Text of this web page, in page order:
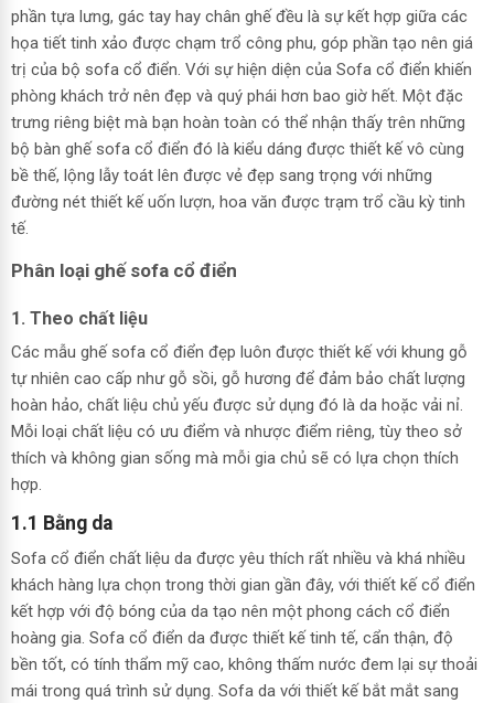
phần tựa lưng, gác tay hay chân ghế đều là sự kết hợp giữa các
họa tiết tinh xảo được chạm trổ công phu, góp phần tạo nên giá
trị của bộ sofa cổ điển. Với sự hiện diện của Sofa cổ điển khiến
phòng khách trở nên đẹp và quý phái hơn bao giờ hết. Một đặc
trưng riêng biệt mà bạn hoàn toàn có thể nhận thấy trên những
bộ bàn ghế sofa cổ điển đó là kiểu dáng được thiết kế vô cùng
bề thế, lộng lẫy toát lên được vẻ đẹp sang trọng với những
đường nét thiết kế uốn lượn, hoa văn được trạm trổ cầu kỳ tinh
tế.
Phân loại ghế sofa cổ điển
1. Theo chất liệu
Các mẫu ghế sofa cổ điển đẹp luôn được thiết kế với khung gỗ
tự nhiên cao cấp như gỗ sồi, gỗ hương để đảm bảo chất lượng
hoàn hảo, chất liệu chủ yếu được sử dụng đó là da hoặc vải nỉ.
Mỗi loại chất liệu có ưu điểm và nhược điểm riêng, tùy theo sở
thích và không gian sống mà mỗi gia chủ sẽ có lựa chọn thích
hợp.
1.1 Bằng da
Sofa cổ điển chất liệu da được yêu thích rất nhiều và khá nhiều
khách hàng lựa chọn trong thời gian gần đây, với thiết kế cổ điển
kết hợp với độ bóng của da tạo nên một phong cách cổ điển
hoàng gia. Sofa cổ điển da được thiết kế tinh tế, cẩn thận, độ
bền tốt, có tính thẩm mỹ cao, không thấm nước đem lại sự thoải
mái trong quá trình sử dụng. Sofa da với thiết kế bắt mắt sang